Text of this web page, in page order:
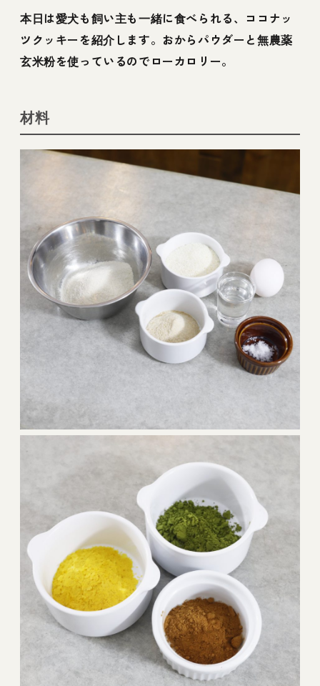
本日は愛犬も飼い主も一緒に食べられる、ココナッ
ツクッキーを紹介します。おからパウダーと無農薬
玄米粉を使っているのでローカロリー。
材料